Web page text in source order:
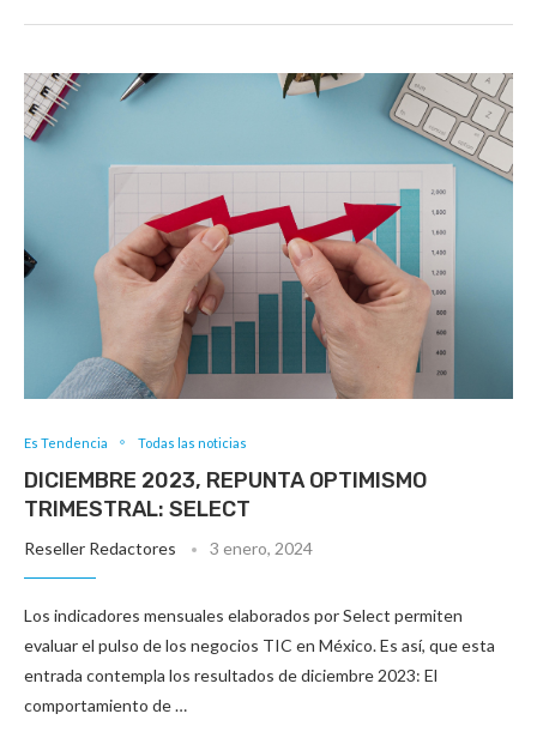
Es Tendencia Todas las noticias
DICIEMBRE 2023, REPUNTA OPTIMISMO
TRIMESTRAL: SELECT
Reseller Redactores 3 enero, 2024
Los indicadores mensuales elaborados por Select permiten
evaluar el pulso de los negocios TIC en México. Es así, que esta
entrada contempla los resultados de diciembre 2023: El
comportamiento de …